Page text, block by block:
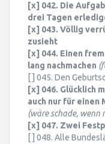
[x] 042. Die
drei Tagen
[x] 043. Völlig
zusieht
[x] 044. Einen
lang nachmachen
[ ] 045. Den
[x] 046. Glücklich
auch nur für einen
(wäre schade, wenn
[x] 047. Zwei
[ ] 048. Alle